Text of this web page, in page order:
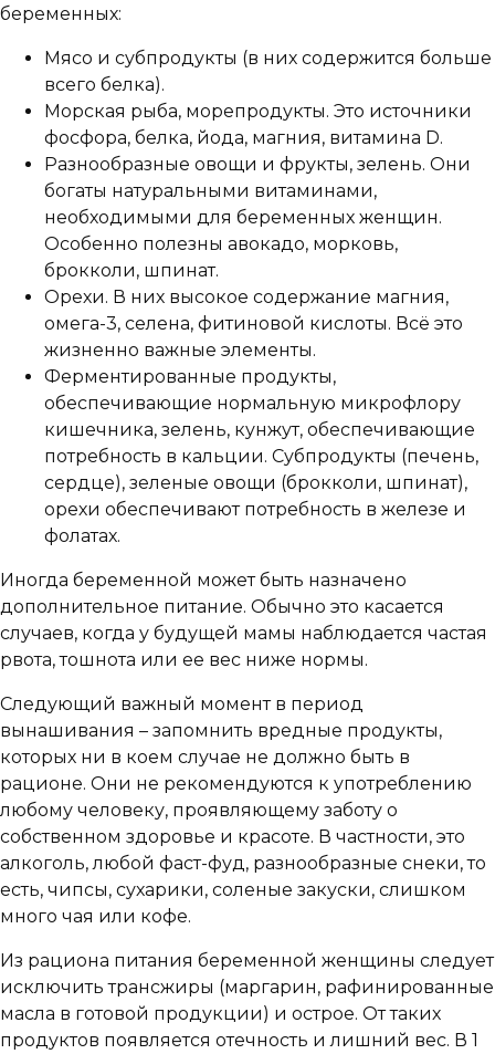
беременных:
Мясо и субпродукты (в них содержится больше
всего белка).
Морская рыба, морепродукты. Это источники
фосфора, белка, йода, магния, витамина D.
Разнообразные овощи и фрукты, зелень. Они
богаты натуральными витаминами,
необходимыми для беременных женщин.
Особенно полезны авокадо, морковь,
брокколи, шпинат.
Орехи. В них высокое содержание магния,
омега-3, селена, фитиновой кислоты. Всё это
жизненно важные элементы.
Ферментированные продукты,
обеспечивающие нормальную микрофлору
кишечника, зелень, кунжут, обеспечивающие
потребность в кальции. Субпродукты (печень,
сердце), зеленые овощи (брокколи, шпинат),
орехи обеспечивают потребность в железе и
фолатах.
Иногда беременной может быть назначено
дополнительное питание. Обычно это касается
случаев, когда у будущей мамы наблюдается частая
рвота, тошнота или ее вес ниже нормы.
Следующий важный момент в период
вынашивания – запомнить вредные продукты,
которых ни в коем случае не должно быть в
рационе. Они не рекомендуются к употреблению
любому человеку, проявляющему заботу о
собственном здоровье и красоте. В частности, это
алкоголь, любой фаст-фуд, разнообразные снеки, то
есть, чипсы, сухарики, соленые закуски, слишком
много чая или кофе.
Из рациона питания беременной женщины следует
исключить трансжиры (маргарин, рафинированные
масла в готовой продукции) и острое. От таких
продуктов появляется отечность и лишний вес. В 1